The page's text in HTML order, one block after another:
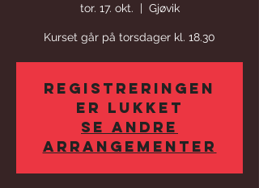
tor. 17. okt.
  |
Gjøvik
Kurset går på torsdager kl. 18.30
Registreringen
er lukket
Se andre
arrangementer